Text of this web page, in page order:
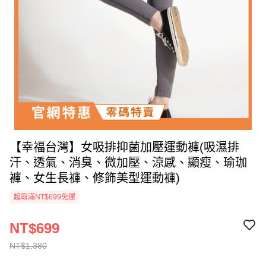
【幸福台灣】女吸排抑菌加壓運動褲(吸濕排
汗、透氣、消臭、微加壓、涼感、顯瘦、瑜珈
褲、女生長褲、修飾美型運動褲)
超取滿NT$699免運
NT$1,380
NT$699